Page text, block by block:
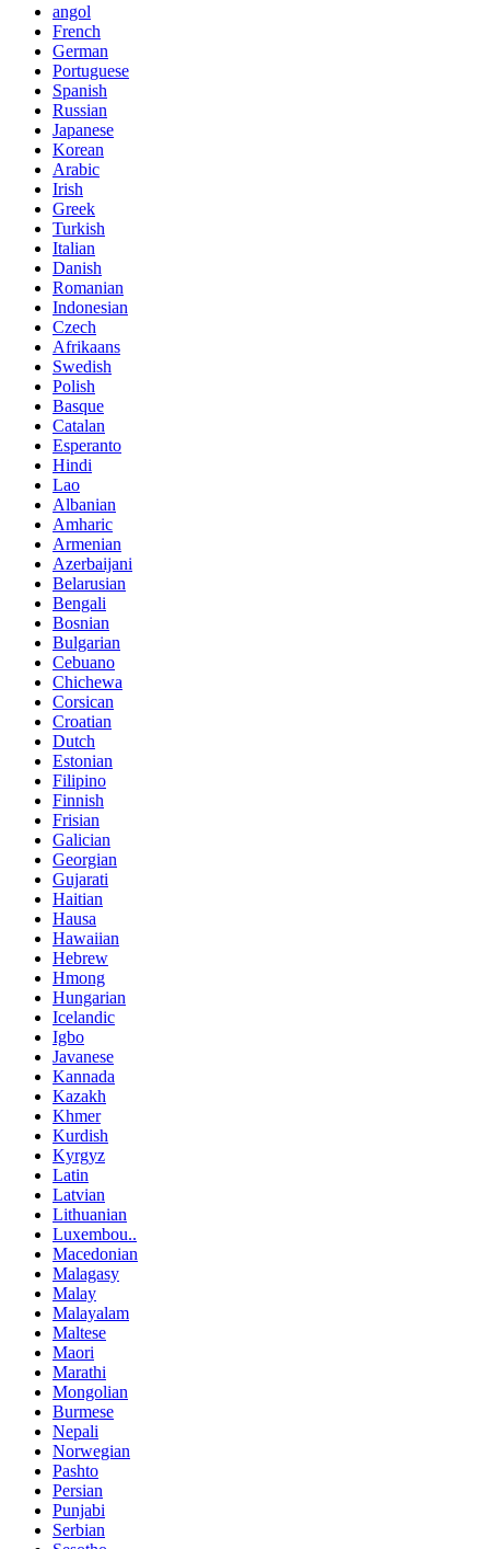
angol
French
German
Portuguese
Spanish
Russian
Japanese
Korean
Arabic
Irish
Greek
Turkish
Italian
Danish
Romanian
Indonesian
Czech
Afrikaans
Swedish
Polish
Basque
Catalan
Esperanto
Hindi
Lao
Albanian
Amharic
Armenian
Azerbaijani
Belarusian
Bengali
Bosnian
Bulgarian
Cebuano
Chichewa
Corsican
Croatian
Dutch
Estonian
Filipino
Finnish
Frisian
Galician
Georgian
Gujarati
Haitian
Hausa
Hawaiian
Hebrew
Hmong
Hungarian
Icelandic
Igbo
Javanese
Kannada
Kazakh
Khmer
Kurdish
Kyrgyz
Latin
Latvian
Lithuanian
Luxembou..
Macedonian
Malagasy
Malay
Malayalam
Maltese
Maori
Marathi
Mongolian
Burmese
Nepali
Norwegian
Pashto
Persian
Punjabi
Serbian